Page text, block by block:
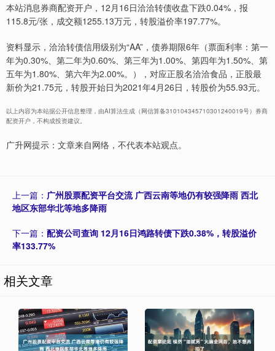
本站消息券商配资开户，12月16日洽洽转债收盘下跌0.04%，报
115.8元/张，成交额1255.13万元，转股溢价率197.77%。
资料显示，洽洽转债信用级别为“AA”，债券期限6年（票面利率：第一
年为0.30%、第二年为0.60%、第三年为1.00%、第四年为1.50%、第
五年为1.80%、第六年为2.00%。），对应正股名洽洽食品，正股最
新价为21.75元，转股开始日为2021年4月26日，转股价为55.93元。
以上内容为本站据公开信息整理，由AI算法生成（网信算备310104345710301240019号）券商
配资开户，不构成投资建议。
广升网提示：文章来自网络，不代表本站观点。
上一篇： 广州股票配资平台交流 广西云南等地仍有较强降雨 西北
地区东部华北等地多降雨
下一篇： 配资公司查询 12月16日鸿路转债下跌0.38%，转股溢价
率133.77%
相关文章